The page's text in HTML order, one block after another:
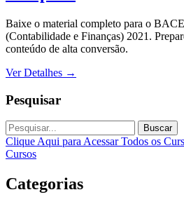
Baixe o material completo para o
(Contabilidade e Finanças) 2021.
conteúdo de alta conversão.
Ver Detalhes →
Pesquisar
Buscar
Clique Aqui para Acessar Todos os
Cursos
Categorias